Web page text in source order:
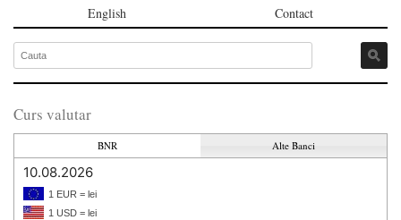
English Contact
Curs valutar
BNR Alte Banci
10.08.2026
1 EUR = lei
1 USD = lei